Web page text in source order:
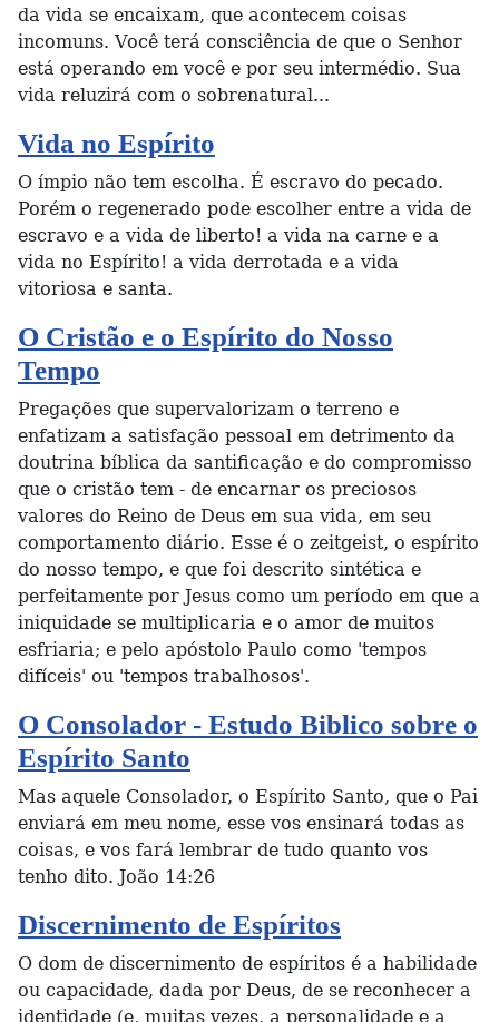
da vida se encaixam, que acontecem coisas
incomuns. Você terá consciência de que o Senhor
está operando em você e por seu intermédio. Sua
vida reluzirá com o sobrenatural...
Vida no Espírito
O ímpio não tem escolha. É escravo do pecado.
Porém o regenerado pode escolher entre a vida de
escravo e a vida de liberto! a vida na carne e a
vida no Espírito! a vida derrotada e a vida
vitoriosa e santa.
O Cristão e o Espírito do Nosso
Tempo
Pregações que supervalorizam o terreno e
enfatizam a satisfação pessoal em detrimento da
doutrina bíblica da santificação e do compromisso
que o cristão tem - de encarnar os preciosos
valores do Reino de Deus em sua vida, em seu
comportamento diário. Esse é o zeitgeist, o espírito
do nosso tempo, e que foi descrito sintética e
perfeitamente por Jesus como um período em que a
iniquidade se multiplicaria e o amor de muitos
esfriaria; e pelo apóstolo Paulo como 'tempos
difíceis' ou 'tempos trabalhosos'.
O Consolador - Estudo Biblico sobre o
Espírito Santo
Mas aquele Consolador, o Espírito Santo, que o Pai
enviará em meu nome, esse vos ensinará todas as
coisas, e vos fará lembrar de tudo quanto vos
tenho dito. João 14:26
Discernimento de Espíritos
O dom de discernimento de espíritos é a habilidade
ou capacidade, dada por Deus, de se reconhecer a
identidade (e, muitas vezes, a personalidade e a